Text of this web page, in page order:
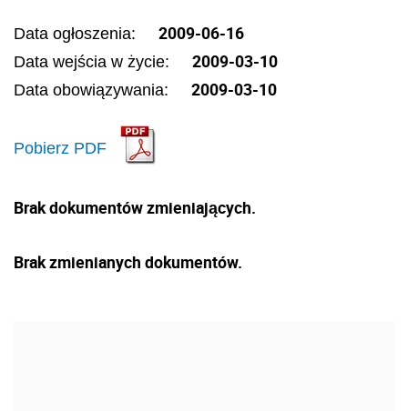
Data ogłoszenia: 2009-06-16
Data wejścia w życie: 2009-03-10
Data obowiązywania: 2009-03-10
Pobierz PDF
Brak dokumentów zmieniających.
Brak zmienianych dokumentów.